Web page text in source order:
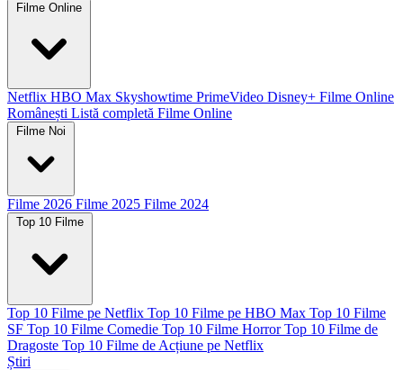
Filme Online
Netflix HBO Max Skyshowtime PrimeVideo Disney+ Filme Online
Românești Listă completă Filme Online
Filme Noi
Filme 2026 Filme 2025 Filme 2024
Top 10 Filme
Top 10 Filme pe Netflix Top 10 Filme pe HBO Max Top 10 Filme
SF Top 10 Filme Comedie Top 10 Filme Horror Top 10 Filme de
Dragoste Top 10 Filme de Acțiune pe Netflix
Știri